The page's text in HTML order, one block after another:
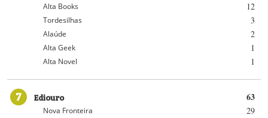
12
Alta Books
3
Tordesilhas
2
Alaúde
1
Alta Geek
1
Alta Novel
7 63
Ediouro
29
Nova Fronteira